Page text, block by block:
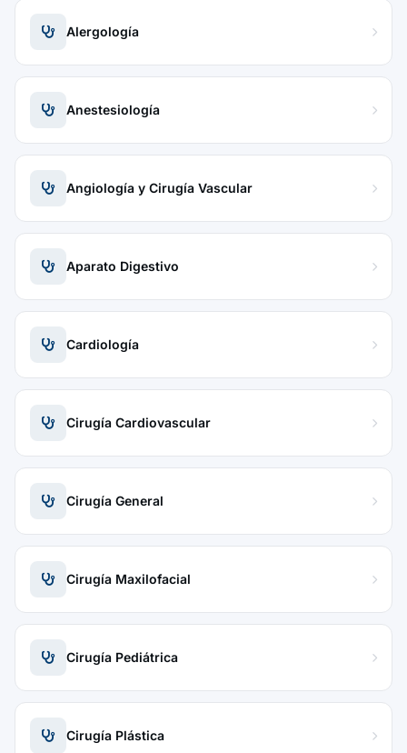
Alergología
Anestesiología
Angiología y Cirugía Vascular
Aparato Digestivo
Cardiología
Cirugía Cardiovascular
Cirugía General
Cirugía Maxilofacial
Cirugía Pediátrica
Cirugía Plástica